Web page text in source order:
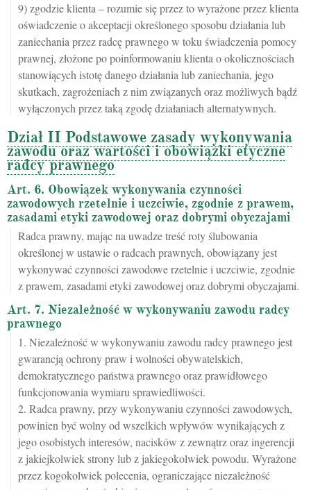
9) zgodzie klienta – rozumie się przez to wyrażone przez klienta
oświadczenie o akceptacji określonego sposobu działania lub
zaniechania przez radcę prawnego w toku świadczenia pomocy
prawnej, złożone po poinformowaniu klienta o okolicznościach
stanowiących istotę danego działania lub zaniechania, jego
skutkach, zagrożeniach z nim związanych oraz możliwych bądź
wyłączonych przez taką zgodę działaniach alternatywnych.
Dział II Podstawowe zasady wykonywania
zawodu oraz wartości i obowiązki etyczne
radcy prawnego
Art. 6. Obowiązek wykonywania czynności
zawodowych rzetelnie i uczciwie, zgodnie z prawem,
zasadami etyki zawodowej oraz dobrymi obyczajami
Radca prawny, mając na uwadze treść roty ślubowania
określonej w ustawie o radcach prawnych, obowiązany jest
wykonywać czynności zawodowe rzetelnie i uczciwie, zgodnie
z prawem, zasadami etyki zawodowej oraz dobrymi obyczajami.
Art. 7. Niezależność w wykonywaniu zawodu radcy
prawnego
1. Niezależność w wykonywaniu zawodu radcy prawnego jest
gwarancją ochrony praw i wolności obywatelskich,
demokratycznego państwa prawnego oraz prawidłowego
funkcjonowania wymiaru sprawiedliwości.
2. Radca prawny, przy wykonywaniu czynności zawodowych,
powinien być wolny od wszelkich wpływów wynikających z
jego osobistych interesów, nacisków z zewnątrz oraz ingerencji
z jakiejkolwiek strony lub z jakiegokolwiek powodu. Wyrażone
przez kogokolwiek polecenia, ograniczające niezależność